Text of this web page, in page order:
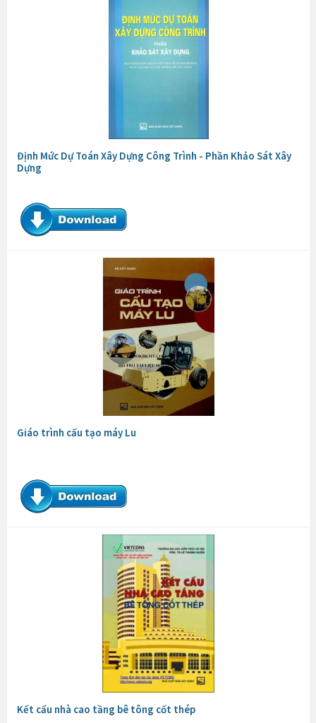
Định Mức Dự Toán Xây Dựng Công Trình - Phần Khảo Sát Xây
Dựng
Giáo trình cấu tạo máy Lu
Kết cấu nhà cao tầng bê tông cốt thép